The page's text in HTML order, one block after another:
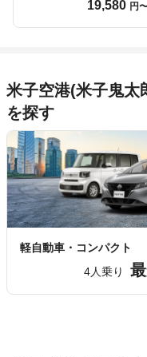
装備！免責補償料込！
全車禁煙車！中国★
19,580 円
米子空港(米子鬼太
を探す
軽自動車・コンパクト
4人乗り